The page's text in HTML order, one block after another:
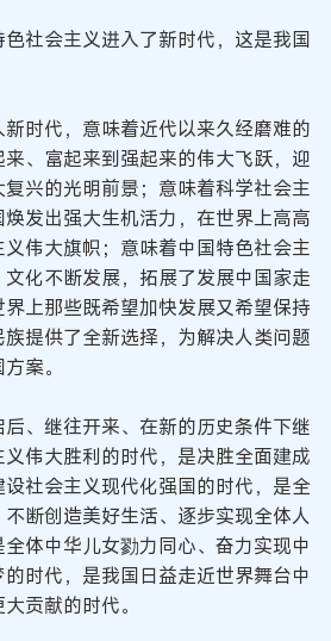
社会主义进入了新时代，这是我国
时代，意味着近代以来久经磨难的
、富起来到强起来的伟大飞跃，迎
兴的光明前景；意味着科学社会主
发出强大生机活力，在世界上高高
伟大旗帜；意味着中国特色社会主
化不断发展，拓展了发展中国家走
上那些既希望加快发展又希望保持
提供了全新选择，为解决人类问题
案。
、继往开来、在新的历史条件下继
伟大胜利的时代，是决胜全面建成
社会主义现代化强国的时代，是全
断创造美好生活、逐步实现全体人
体中华儿女勠力同心、奋力实现中
时代，是我国日益走近世界舞台中
贡献的时代。